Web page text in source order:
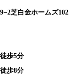
芝白金ホームズ102
歩5分
8分